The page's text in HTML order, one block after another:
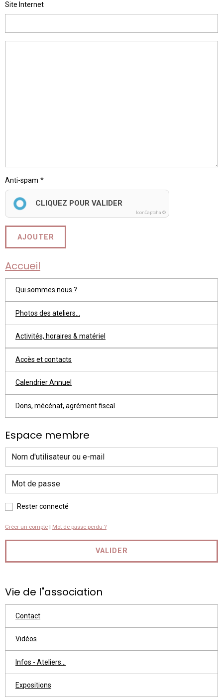
Site Internet
Anti-spam
CLIQUEZ POUR VALIDER
IconCaptcha ©
AJOUTER
Accueil
Qui sommes nous ?
Photos des ateliers...
Activités, horaires & matériel
Accès et contacts
Calendrier Annuel
Dons, mécénat, agrément fiscal
Espace membre
Rester connecté
Créer un compte | Mot de passe perdu ?
VALIDER
Vie de l"association
Contact
Vidéos
Infos - Ateliers...
Expositions